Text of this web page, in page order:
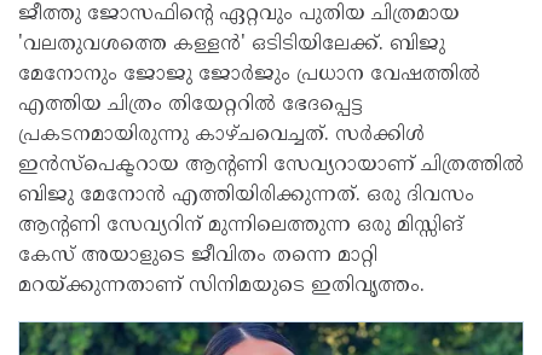
ജീത്തു ജോസഫിന്റെ ഏറ്റവും പുതിയ ചിത്രമായ
'വലതുവശത്തെ കള്ളന്‍' ഒടിടിയിലേക്ക്. ബിജു
മേനോനും ജോജു ജോര്‍ജും പ്രധാന വേഷത്തില്‍
എത്തിയ ചിത്രം തിയേറ്ററില്‍ ഭേദപ്പെട്ട
പ്രകടനമായിരുന്നു കാഴ്ചവെച്ചത്. സര്‍ക്കിള്‍
ഇന്‍സ്‌പെക്ടറായ ആന്റണി സേവ്യറായാണ് ചിത്രത്തില്‍
ബിജു മേനോന്‍ എത്തിയിരിക്കുന്നത്. ഒരു ദിവസം
ആന്റണി സേവ്യറിന് മുന്നിലെത്തുന്ന ഒരു മിസ്സിങ്
കേസ് അയാളുടെ ജീവിതം തന്നെ മാറ്റി
മറയ്ക്കുന്നതാണ് സിനിമയുടെ ഇതിവൃത്തം.